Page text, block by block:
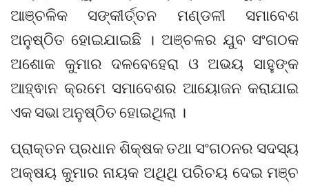
ଆଞ୍ଚଳିକ ସଙ୍କୀର୍ତ୍ତନ ମଣ୍ଡଳୀ ସମାବେଶ
ଅନୁଷ୍ଠିତ ହୋଇଯାଇଛି । ଅଞ୍ଚଳର ଯୁବ ସଂଗଠକ
ଅଶୋକ କୁମାର ଦଳବେହେରା ଓ ଅଭୟ ସାହୁଙ୍କ
ଆହ୍ଵାନ କ୍ରମେ ସମାବେଶର ଆୟୋଜନ କରାଯାଇ
ଏକ ସଭା ଅନୁଷ୍ଠିତ ହୋଇଥିଲା ।
ପ୍ରାକ୍ତନ ପ୍ରଧାନ ଶିକ୍ଷକ ତଥା ସଂଗଠନର ସଦସ୍ୟ
ଅକ୍ଷୟ କୁମାର ନାୟକ ଅଥିଥି ପରିଚୟ ଦେଇ ମଞ୍ଚ